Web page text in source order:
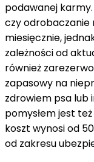
podawanej
czy odrobaczanie
miesięcznie,
zależności od
również
zapasowy na
zdrowiem psa lub
pomysłem jest
koszt wynosi od
od zakresu